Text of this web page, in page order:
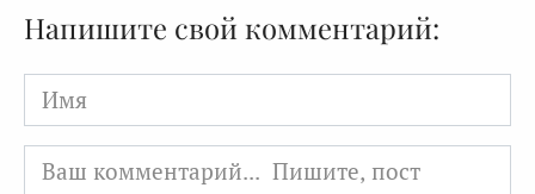
Напишите свой комментарий:
Имя